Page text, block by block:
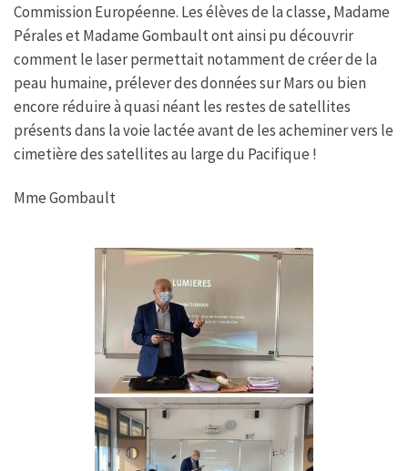
Commission Européenne. Les élèves de la classe, Madame
Pérales et Madame Gombault ont ainsi pu découvrir
comment le laser permettait notamment de créer de la
peau humaine, prélever des données sur Mars ou bien
encore réduire à quasi néant les restes de satellites
présents dans la voie lactée avant de les acheminer vers le
cimetière des satellites au large du Pacifique !
Mme Gombault